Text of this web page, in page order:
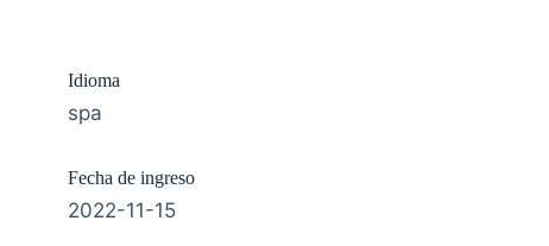
Idioma
spa
Fecha de ingreso
2022-11-15